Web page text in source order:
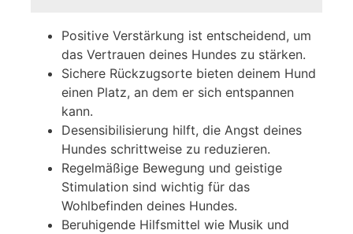
Positive Verstärkung ist entscheidend, um
das Vertrauen deines Hundes zu stärken.
Sichere Rückzugsorte bieten deinem Hund
einen Platz, an dem er sich entspannen
kann.
Desensibilisierung hilft, die Angst deines
Hundes schrittweise zu reduzieren.
Regelmäßige Bewegung und geistige
Stimulation sind wichtig für das
Wohlbefinden deines Hundes.
Beruhigende Hilfsmittel wie Musik und